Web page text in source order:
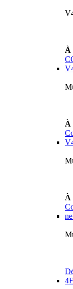
À
À
À